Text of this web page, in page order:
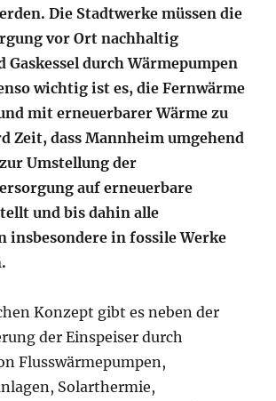
Die Stadtwerke müssen die
vor Ort nachhaltig
Gaskessel durch Wärmepumpen
wichtig ist es, die Fernwärme
mit erneuerbarer Wärme zu
Zeit, dass Mannheim umgehend
Umstellung der
auf erneuerbare
und bis dahin alle
insbesondere in fossile Werke
Konzept gibt es neben der
der Einspeiser durch
Flusswärmepumpen,
Solarthermie,